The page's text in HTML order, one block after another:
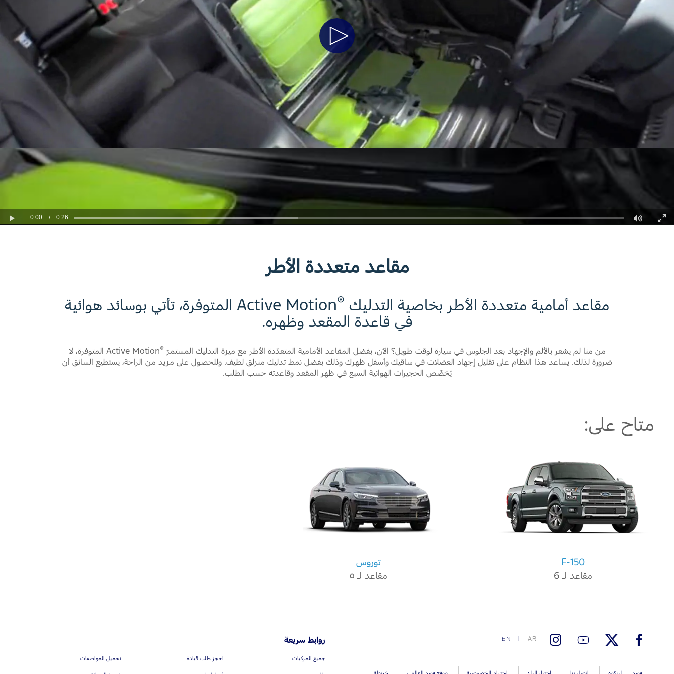
Jordan
Kuwait
Lebanon
Oman
Saudi Arabia
United Arab Emirates
Yemen
الأردن
لبنان
سلطنة عمان
قطر
‫المملكة العربية السعودية‬
الامارات العربية المتحدة
اليمن
قطع غيار فورد الأصلية
موتوركرافت
قطع مقلدة
البحث عن الوكيل
الأسئلة الشائعة
Play
Video
Play
0:00 / 0:26
Fullscreen
مقاعد متعددة الأطر
مقاعد أمامية متعددة الأطر بخاصية التدليك ®
Active Motion المتوفرة، تأتي بوسائد هوائية
في قاعدة المقعد وظهره.
من منا لم يشعر بالألم والإجهاد بعد الجلوس في سيارة لوقت طويل؟ الآن، بفضل المقاعد الأمامية المتعدّدة الأطر مع ميزة التدليك المستمرّ ®
Active Motion المتوفرة، لا
ضرورة لذلك. يساعد هذا النظام على تقليل إجهاد العضلات في ساقيك وأسفل ظهرك وذلك بفضل نمط تدليك منزلق لطيف. وللحصول على مزيد من الراحة، يستطيع السائق أن
يُخصِّص الحجيرات الهوائية السبع في ظهر المقعد وقاعدته حسب الطلب.
متاح على:
F-150
مقاعد لـ 6
توروس
مقاعد لـ ٥
AR
EN روابط سريعة
جميع المركبات احجز طلب قيادة تحميل المواصفات